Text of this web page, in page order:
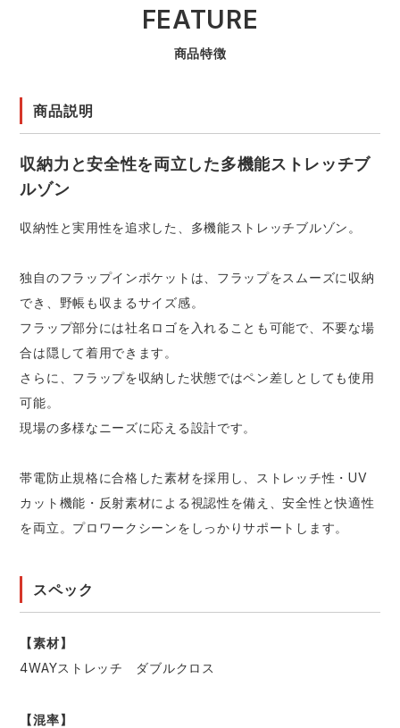
FEATURE
商品特徴
商品説明
収納力と安全性を両立した多機能ストレッチブ
ルゾン
収納性と実用性を追求した、多機能ストレッチブルゾン。
独自のフラップインポケットは、フラップをスムーズに収納
でき、野帳も収まるサイズ感。
フラップ部分には社名ロゴを入れることも可能で、不要な場
合は隠して着用できます。
さらに、フラップを収納した状態ではペン差しとしても使用
可能。
現場の多様なニーズに応える設計です。
帯電防止規格に合格した素材を採用し、ストレッチ性・UV
カット機能・反射素材による視認性を備え、安全性と快適性
を両立。プロワークシーンをしっかりサポートします。
スペック
【素材】
4WAYストレッチ ダブルクロス
【混率】